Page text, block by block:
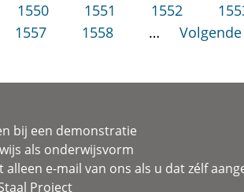
1550 1551 1552
1557 1558 … Volgende
bij een demonstratie
als onderwijsvorm
alleen e-mail van ons als u dat zélf
Project